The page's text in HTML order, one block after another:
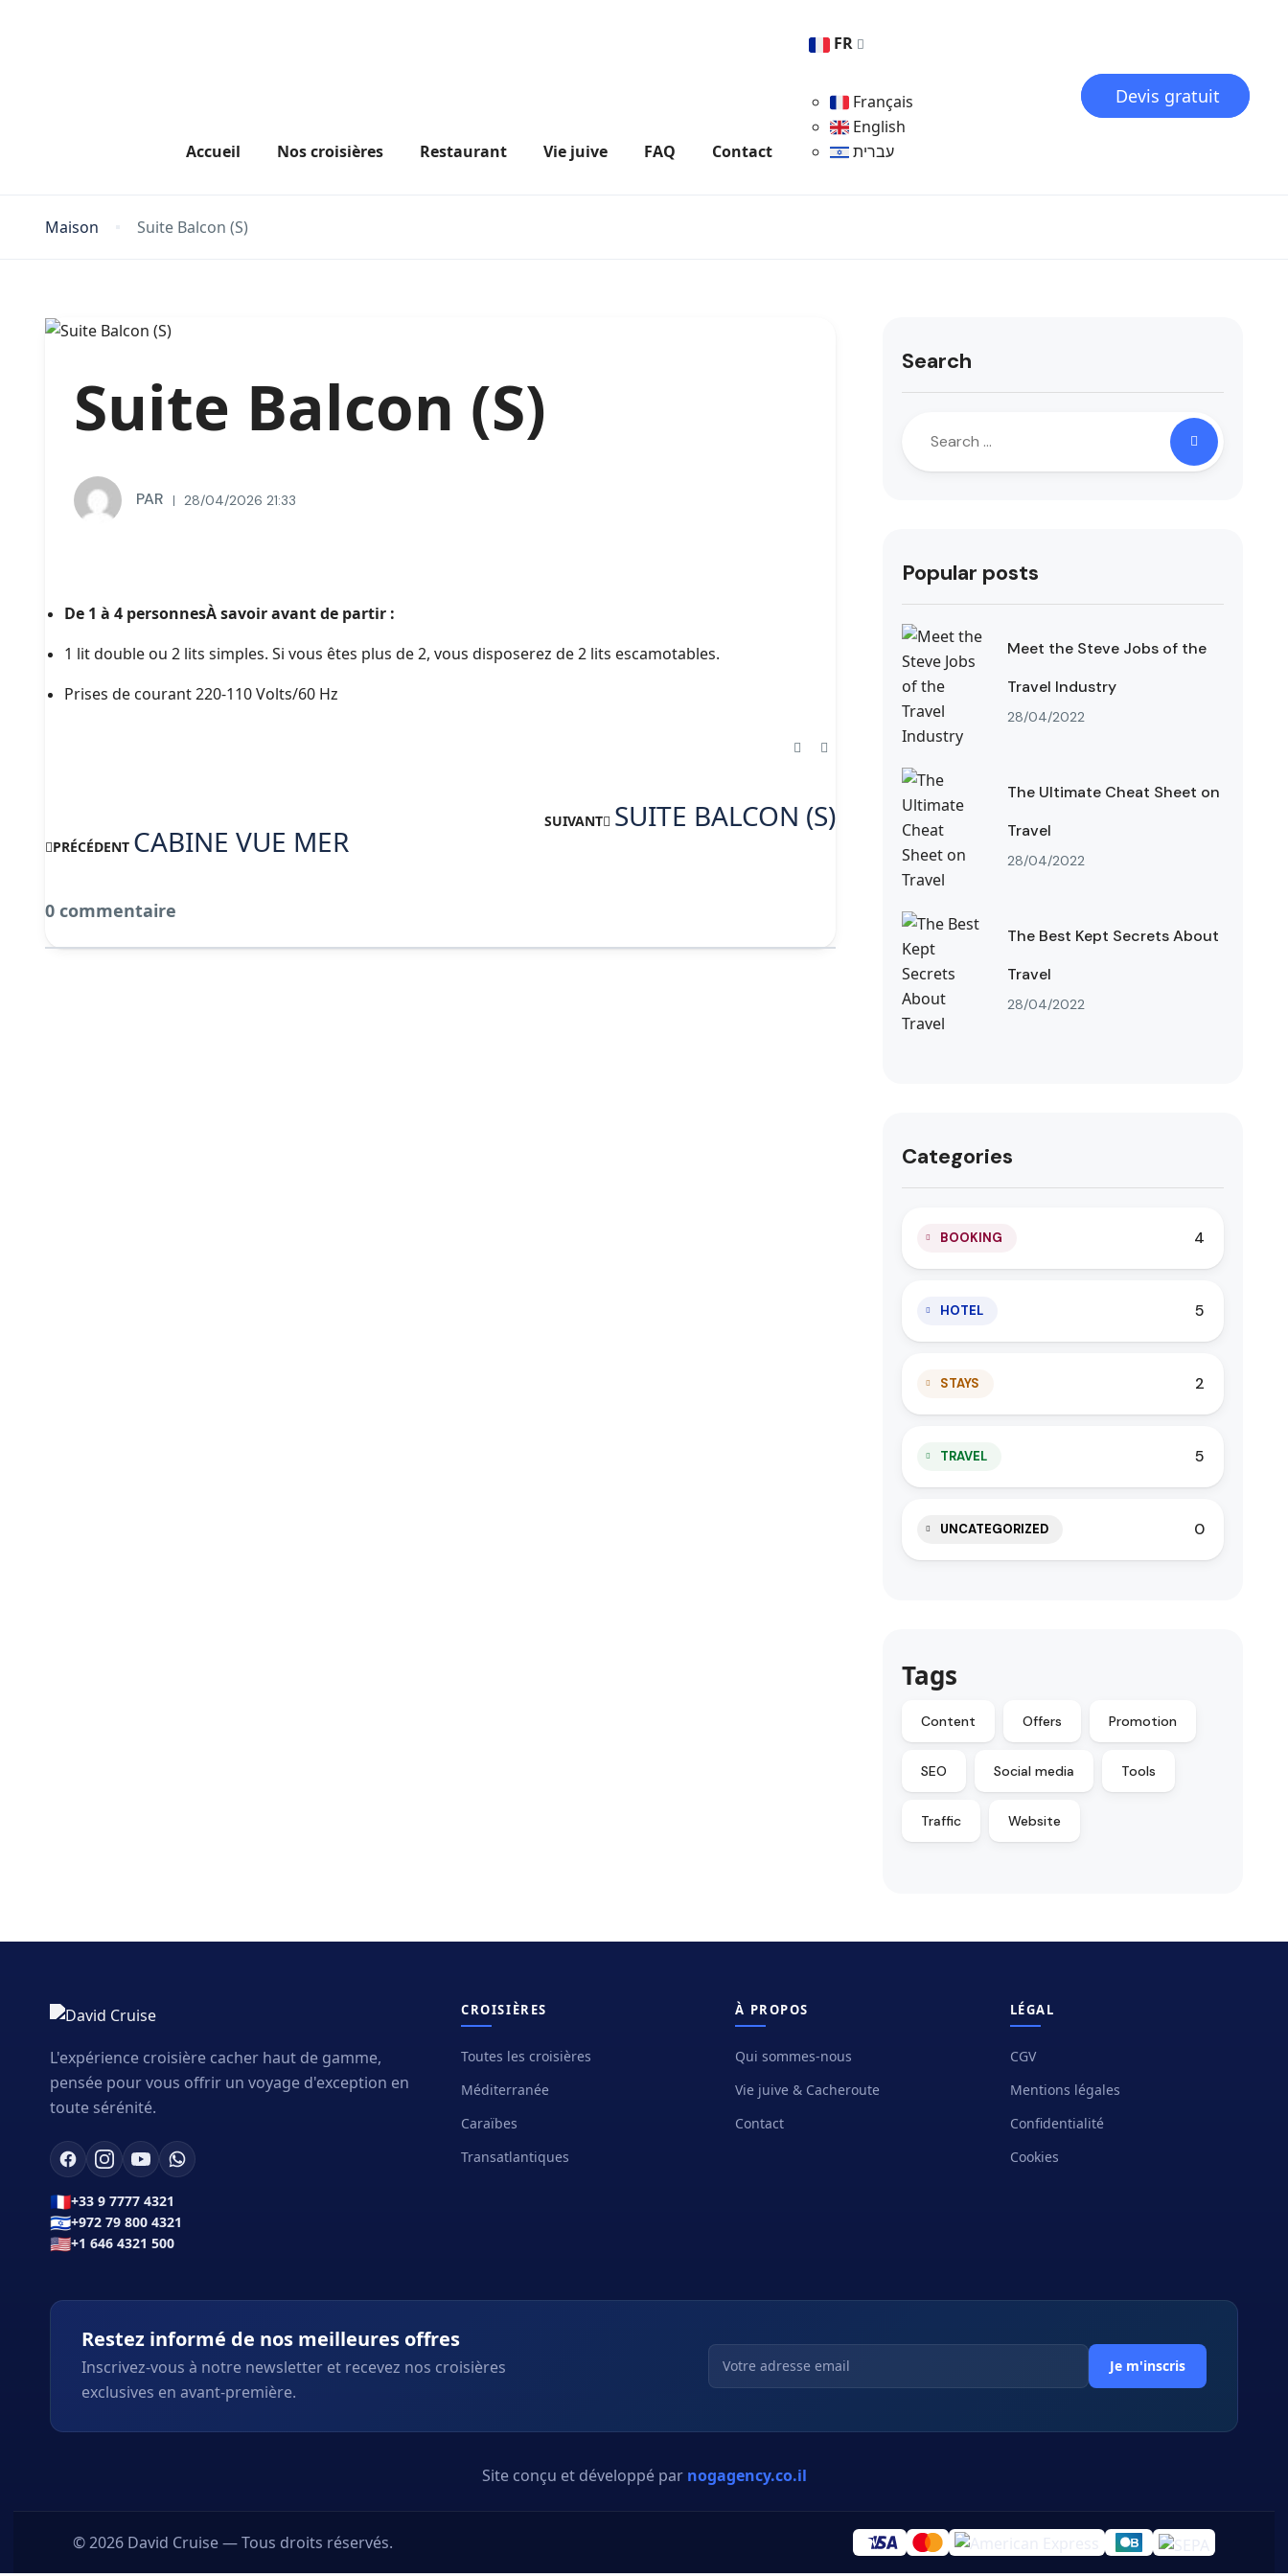
Accueil Nos croisières Restaurant Vie juive FAQ Contact
FR
Français
English
עברית
Devis gratuit
Maison Suite Balcon (S)
Suite Balcon (S)
PAR 28/04/2026 21:33
De 1 à 4 personnesÀ savoir avant de partir :
1 lit double ou 2 lits simples. Si vous êtes plus de 2, vous disposerez de 2 lits escamotables.
Prises de courant 220-110 Volts/60 Hz
PRÉCÉDENT CABINE VUE MER
SUIVANT SUITE BALCON (S)
0 commentaire
Search
Popular posts
Meet the Steve Jobs of the
Travel Industry
28/04/2022
The Ultimate Cheat Sheet on
Travel
28/04/2022
The Best Kept Secrets About
Travel
28/04/2022
Categories
BOOKING 4
HOTEL 5
STAYS 2
TRAVEL 5
UNCATEGORIZED 0
Tags
Content Offers Promotion
SEO Social media Tools
Traffic Website
L'expérience croisière cacher haut de gamme,
pensée pour vous offrir un voyage d'exception en
toute sérénité.
🇫🇷+33 9 7777 4321
🇮🇱+972 79 800 4321
🇺🇸+1 646 4321 500
CROISIÈRES
Toutes les croisières
Méditerranée
Caraïbes
Transatlantiques
À PROPOS
Qui sommes-nous
Vie juive & Cacheroute
Contact
LÉGAL
CGV
Mentions légales
Confidentialité
Cookies
Restez informé de nos meilleures offres
Inscrivez-vous à notre newsletter et recevez nos croisières
exclusives en avant-première.
Je m'inscris
Site conçu et développé par nogagency.co.il
© 2026 David Cruise — Tous droits réservés.